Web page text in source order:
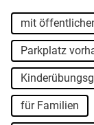
mit
Parkplatz
für Familien